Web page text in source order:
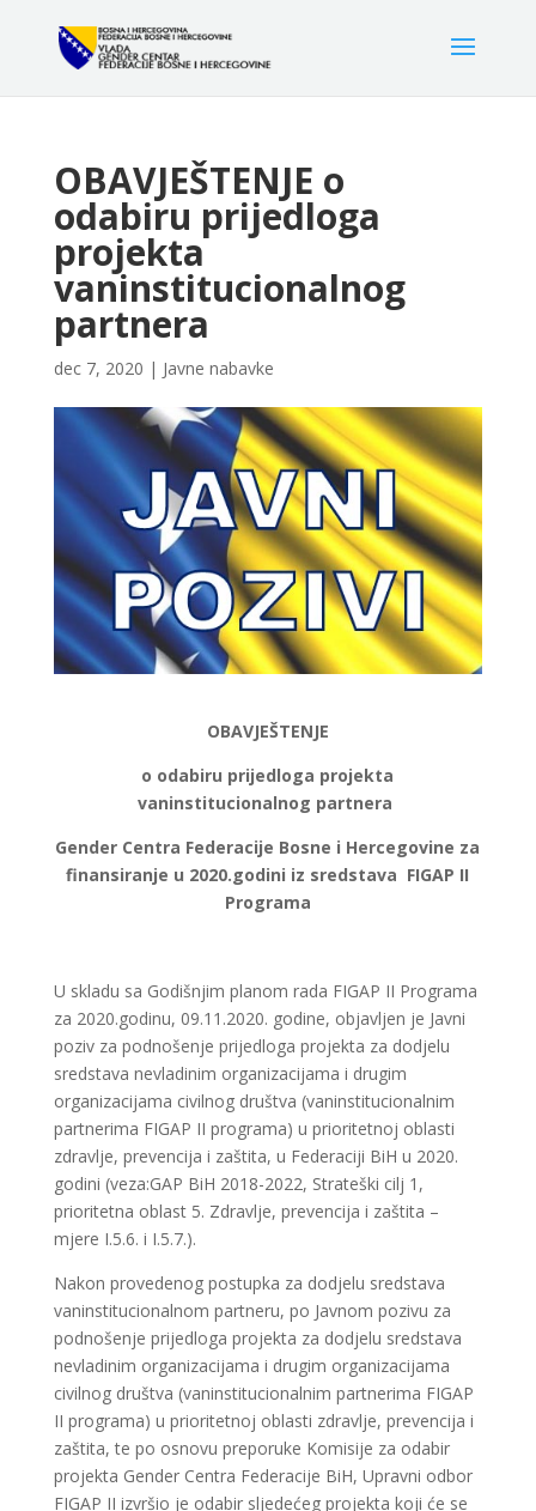
OBAVJEŠTENJE o
odabiru prijedloga
projekta
vaninstitucionalnog
partnera
dec 7, 2020 | Javne nabavke
OBAVJEŠTENJE
o odabiru prijedloga projekta
vaninstitucionalnog partnera
Gender Centra Federacije Bosne i Hercegovine za
finansiranje u 2020.godini iz sredstava FIGAP II
Programa
U skladu sa Godišnjim planom rada FIGAP II Programa
za 2020.godinu, 09.11.2020. godine, objavljen je Javni
poziv za podnošenje prijedloga projekta za dodjelu
sredstava nevladinim organizacijama i drugim
organizacijama civilnog društva (vaninstitucionalnim
partnerima FIGAP II programa) u prioritetnoj oblasti
zdravlje, prevencija i zaštita, u Federaciji BiH u 2020.
godini (veza:GAP BiH 2018-2022, Strateški cilj 1,
prioritetna oblast 5. Zdravlje, prevencija i zaštita –
mjere I.5.6. i I.5.7.).
Nakon provedenog postupka za dodjelu sredstava
vaninstitucionalnom partneru, po Javnom pozivu za
podnošenje prijedloga projekta za dodjelu sredstava
nevladinim organizacijama i drugim organizacijama
civilnog društva (vaninstitucionalnim partnerima FIGAP
II programa) u prioritetnoj oblasti zdravlje, prevencija i
zaštita, te po osnovu preporuke Komisije za odabir
projekta Gender Centra Federacije BiH, Upravni odbor
FIGAP II izvršio je odabir sljedećeg projekta koji će se